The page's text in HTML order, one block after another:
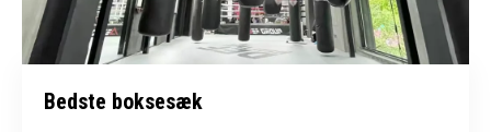
Bedste boksesæk